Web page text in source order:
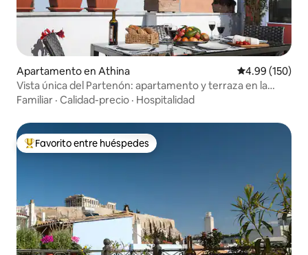
Apartamento en Athina Calificación
4.99 (150)
Vista única del Partenón: apartamento y terraza en la
Acrópolis
Familiar · Calidad-precio · Hospitalidad
Favorito entre huéspedes preferido
Favorito entre huéspedes